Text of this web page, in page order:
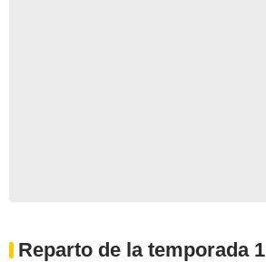
Reparto de la temporada 1